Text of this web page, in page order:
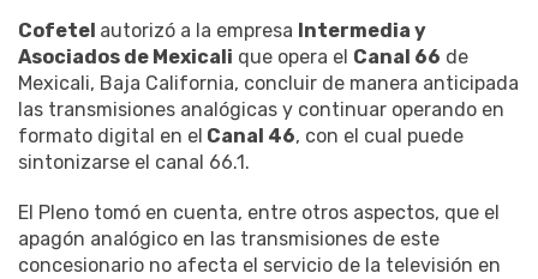
Cofetel autorizó a la empresa Intermedia y
Asociados de Mexicali que opera el Canal 66 de
Mexicali, Baja California, concluir de manera anticipada
las transmisiones analógicas y continuar operando en
formato digital en el Canal 46, con el cual puede
sintonizarse el canal 66.1.
El Pleno tomó en cuenta, entre otros aspectos, que el
apagón analógico en las transmisiones de este
concesionario no afecta el servicio de la televisión en